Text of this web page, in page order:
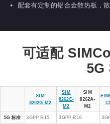
配套有定制的铝合金散热板，
可适配
5G
SIM
8202G-M2
SIM
8262E-
M2
SIM
8262A-
M2
5G 标准 3GPP R15 3GPP R16